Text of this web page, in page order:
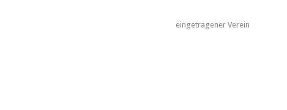
eingetragener Verein